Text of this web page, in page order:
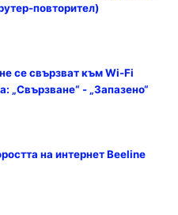
повторител)
се свързват към Wi-Fi
„Свързване“ - „Запазено“
на интернет Beeline